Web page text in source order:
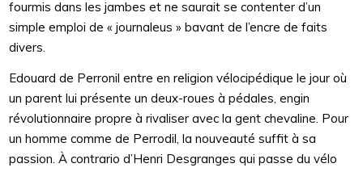
fourmis dans les jambes et ne saurait se contenter d’un
simple emploi de « journaleus » bavant de l’encre de faits
divers.
Edouard de Perronil entre en religion vélocipédique le jour où
un parent lui présente un deux-roues à pédales, engin
révolutionnaire propre à rivaliser avec la gent chevaline. Pour
un homme comme de Perrodil, la nouveauté suffit à sa
passion. À contrario d’Henri Desgranges qui passe du vélo